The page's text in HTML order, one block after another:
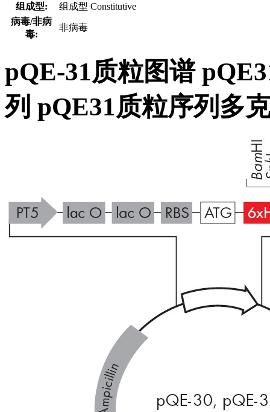
组成型:
组成型 Constitutive
病毒/非病
毒:
非病毒
pQE-31质粒图谱
列 pQE31质粒序列多